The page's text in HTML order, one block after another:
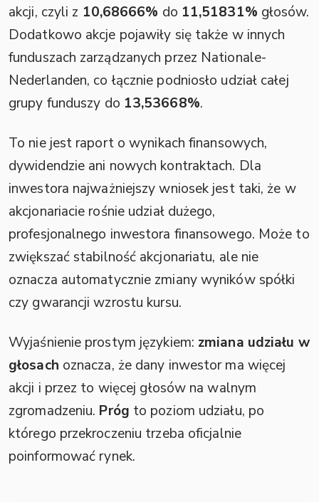
akcji, czyli z 10,68666% do 11,51831% głosów.
Dodatkowo akcje pojawiły się także w innych
funduszach zarządzanych przez Nationale-
Nederlanden, co łącznie podniosło udział całej
grupy funduszy do 13,53668%.
To nie jest raport o wynikach finansowych,
dywidendzie ani nowych kontraktach. Dla
inwestora najważniejszy wniosek jest taki, że w
akcjonariacie rośnie udział dużego,
profesjonalnego inwestora finansowego. Może to
zwiększać stabilność akcjonariatu, ale nie
oznacza automatycznie zmiany wyników spółki
czy gwarancji wzrostu kursu.
Wyjaśnienie prostym językiem: zmiana udziału w
głosach oznacza, że dany inwestor ma więcej
akcji i przez to więcej głosów na walnym
zgromadzeniu. Próg to poziom udziału, po
którego przekroczeniu trzeba oficjalnie
poinformować rynek.